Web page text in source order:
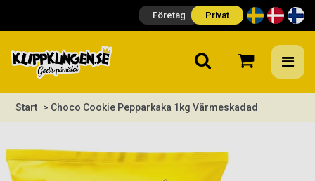
Företag Privat
Start > Choco Cookie Pepparkaka 1kg Värmeskadad